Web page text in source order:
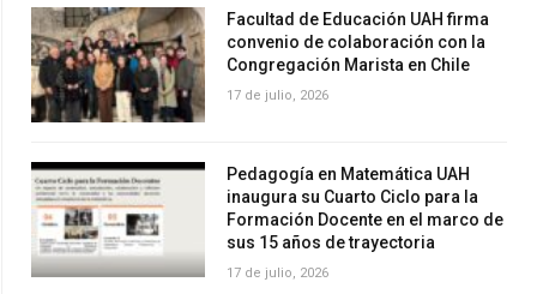
Facultad de Educación UAH firma
convenio de colaboración con la
Congregación Marista en Chile
17 de julio, 2026
Pedagogía en Matemática UAH
inaugura su Cuarto Ciclo para la
Formación Docente en el marco de
sus 15 años de trayectoria
17 de julio, 2026